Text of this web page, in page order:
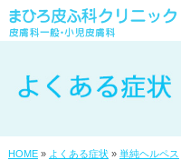
診療時間・アクセス
クリニック紹介
HOME» よくある症状» 単純ヘルペス